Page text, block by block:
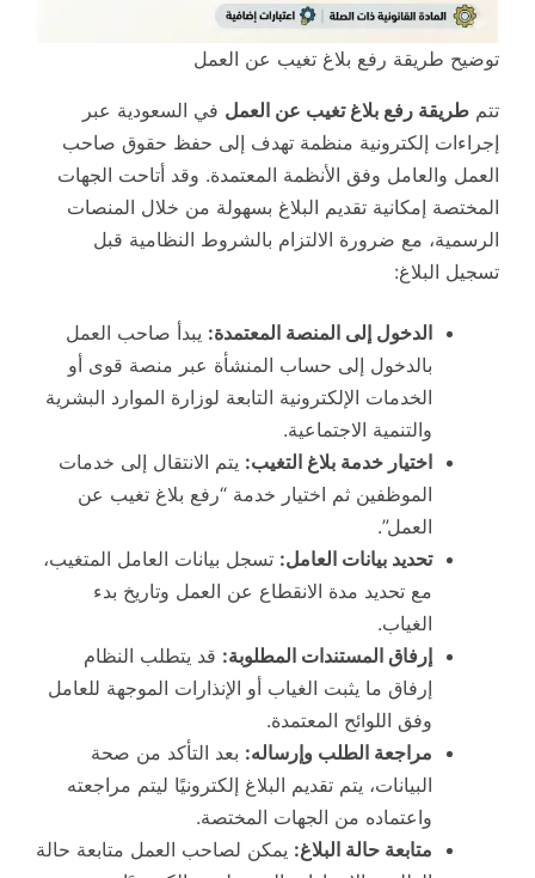
توضيح طريقة رفع بلاغ تغيب عن العمل
تتم طريقة رفع بلاغ تغيب عن العمل في السعودية عبر
إجراءات إلكترونية منظمة تهدف إلى حفظ حقوق صاحب
العمل والعامل وفق الأنظمة المعتمدة. وقد أتاحت الجهات
المختصة إمكانية تقديم البلاغ بسهولة من خلال المنصات
الرسمية، مع ضرورة الالتزام بالشروط النظامية قبل
تسجيل البلاغ:
الدخول إلى المنصة المعتمدة: يبدأ صاحب العمل
بالدخول إلى حساب المنشأة عبر منصة قوى أو
الخدمات الإلكترونية التابعة لوزارة الموارد البشرية
والتنمية الاجتماعية.
اختيار خدمة بلاغ التغيب: يتم الانتقال إلى خدمات
الموظفين ثم اختيار خدمة “رفع بلاغ تغيب عن
العمل”.
تحديد بيانات العامل: تسجل بيانات العامل المتغيب،
مع تحديد مدة الانقطاع عن العمل وتاريخ بدء
الغياب.
إرفاق المستندات المطلوبة: قد يتطلب النظام
إرفاق ما يثبت الغياب أو الإنذارات الموجهة للعامل
وفق اللوائح المعتمدة.
مراجعة الطلب وإرساله: بعد التأكد من صحة
البيانات، يتم تقديم البلاغ إلكترونيًا ليتم مراجعته
واعتماده من الجهات المختصة.
متابعة حالة البلاغ: يمكن لصاحب العمل متابعة حالة